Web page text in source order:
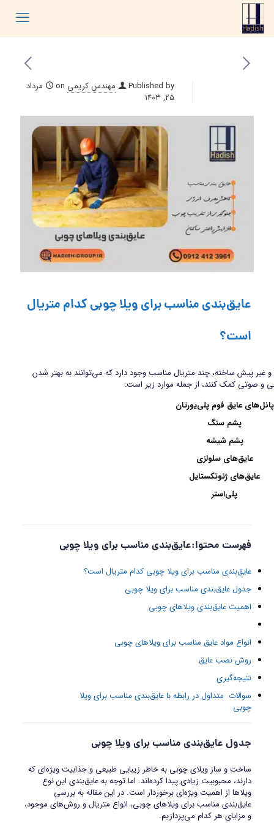
Published by مهندس کریمی on
مرداد
25, 1403
عایق‌بندی مناسب برای ویلا چوبی کدام متریال
است؟
و غیر پیش ساخته، چند متریال مناسب وجود دارد که می‌توانند به بهتر شدن
و صوتی کمک کنند، از جمله موارد زیر است:
پانل‌های عایق فوم پلی‌یورتان
پشم سنگ
پشم شیشه
عایق‌های سلولزی
عایق‌های ژئوتکستایل
پلی‌استر
فهرست محتوا:عایق‌بندی مناسب برای ویلا چوبی
عایق‌بندی مناسب برای ویلا چوبی کدام متریال است؟
جدول عایق‌بندی مناسب برای ویلا چوبی
اهمیت عایق‌بندی ویلاهای چوبی
انواع مواد عایق مناسب برای ویلاهای چوبی
روش‌ نصب عایق
نتیجه‌گیری
سوالات متداول در رابطه با عایق‌بندی مناسب برای ویلا
چوبی
جدول عایق‌بندی مناسب برای ویلا چوبی
ساخت و ساز ویلای چوبی به خاطر زیبایی طبیعی و جذابیت ویژه‌ای که
دارند، محبوبیت زیادی پیدا کرده‌اند. اما توجه به عایق‌بندی این نوع
ویلاها از اهمیت ویژه‌ای برخوردار است. در این مقاله به بررسی
عایق‌بندی مناسب برای ویلاهای چوبی، انواع متریال و روش‌های موجود،
و مزایای هر کدام می‌پردازیم.